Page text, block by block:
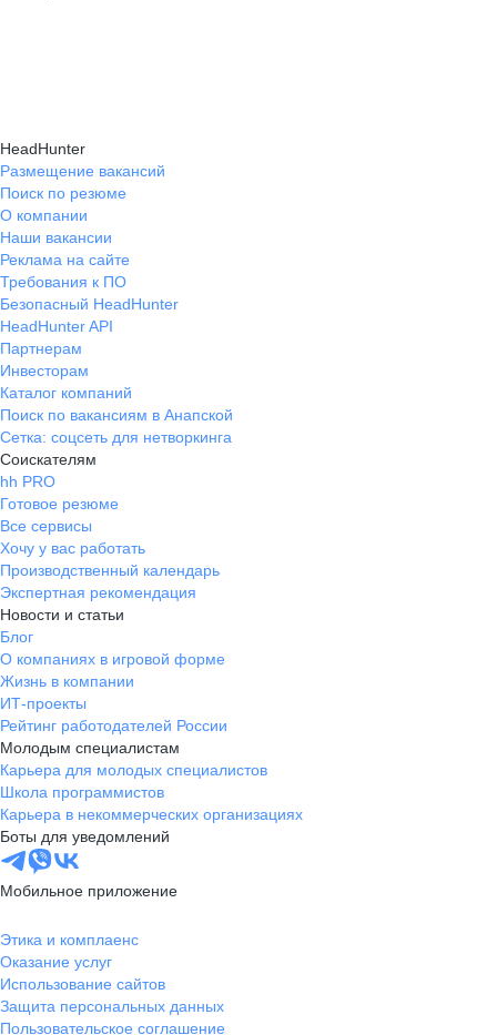
HeadHunter
Размещение вакансий
Поиск по резюме
О компании
Наши вакансии
Реклама на сайте
Требования к ПО
Безопасный HeadHunter
HeadHunter API
Партнерам
Инвесторам
Каталог компаний
Поиск по вакансиям в Анапской
Сетка: соцсеть для нетворкинга
Соискателям
hh PRO
Готовое резюме
Все сервисы
Хочу у вас работать
Производственный календарь
Экспертная рекомендация
Новости и статьи
Блог
О компаниях в игровой форме
Жизнь в компании
ИТ-проекты
Рейтинг работодателей России
Молодым специалистам
Карьера для молодых специалистов
Школа программистов
Карьера в некоммерческих организациях
Боты для уведомлений
Мобильное приложение
Этика и комплаенс
Оказание услуг
Использование сайтов
Защита персональных данных
Пользовательское соглашение